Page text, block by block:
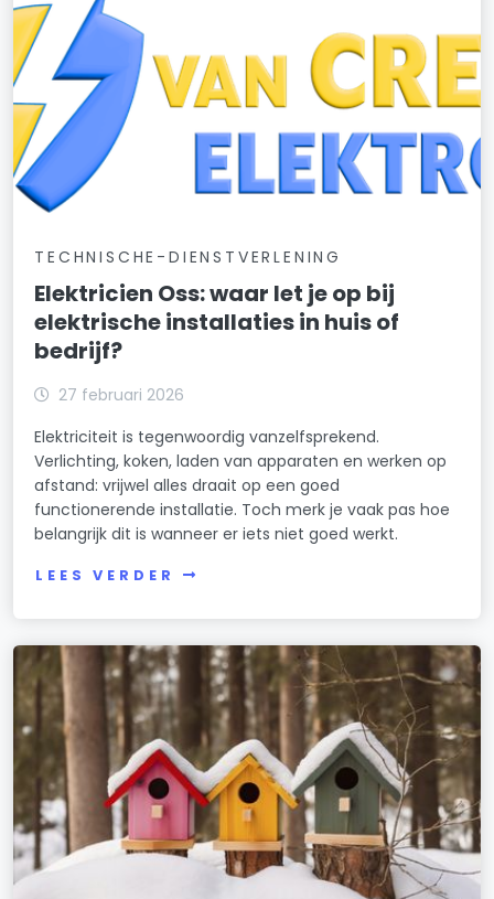
TECHNISCHE-DIENSTVERLENING
Elektricien Oss: waar let je op bij
elektrische installaties in huis of
bedrijf?
27 februari 2026
Elektriciteit is tegenwoordig vanzelfsprekend.
Verlichting, koken, laden van apparaten en werken op
afstand: vrijwel alles draait op een goed
functionerende installatie. Toch merk je vaak pas hoe
belangrijk dit is wanneer er iets niet goed werkt.
LEES VERDER